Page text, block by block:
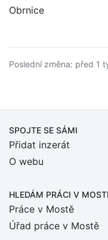
Obrnice
Poslední změna: před 1
SPOJTE SE SÁMI
Přidat inzerát
O webu
HLEDÁM PRÁCI V
Práce v Mostě
Úřad práce v Mostě